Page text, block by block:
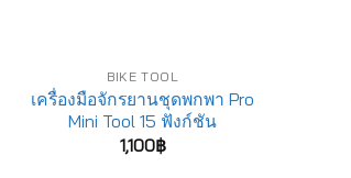
BIKE TOOL
เครื่องมือจักรยานชุดพกพา Pro
Mini Tool 15 ฟังก์ชัน
1,100฿